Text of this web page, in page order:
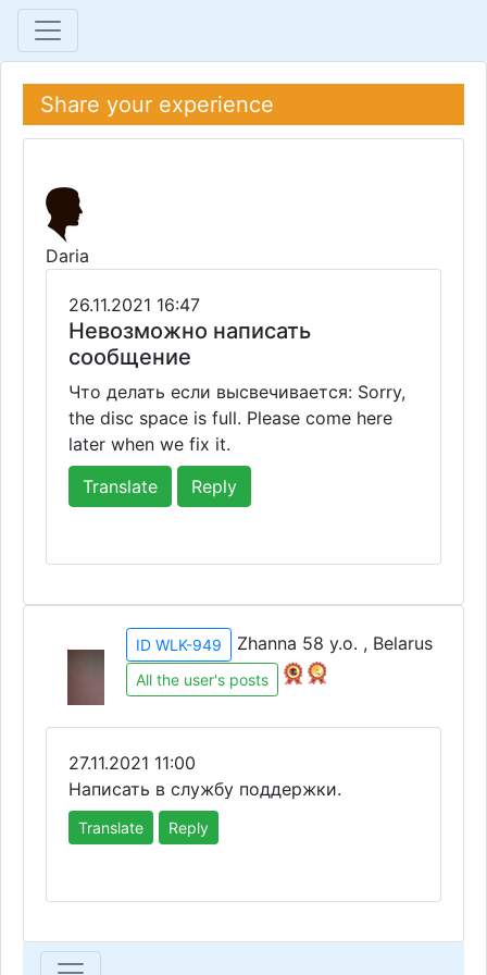
Share your experience
Daria
26.11.2021 16:47
Невозможно написать
сообщение
Что делать если высвечивается: Sorry,
the disc space is full. Please come here
later when we fix it.
Translate
Reply
ID WLK-949 Zhanna 58 y.o. , Belarus
All the user's posts
27.11.2021 11:00
Написать в службу поддержки.
Translate Reply